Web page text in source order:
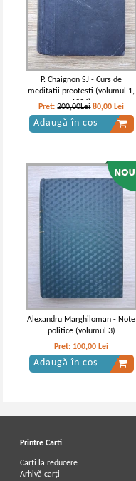
P. Chaignon SJ - Curs de
meditatii preotesti (volumul 1,
1934)
Pret:200,00Lei 80,00 Lei
Adaugă în coș
Alexandru Marghiloman - Note
politice (volumul 3)
Pret: 100,00 Lei
Adaugă în coș
Printre Carti
Carți la reducere
Arhivă carți